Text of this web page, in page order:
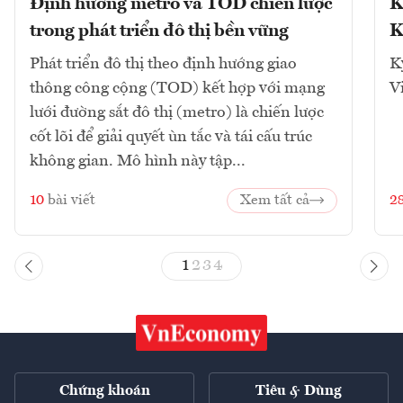
Định hướng metro và TOD chiến lược
trong phát triển đô thị bền vững
Phát triển đô thị theo định hướng giao
thông công cộng (TOD) kết hợp với mạng
lưới đường sắt đô thị (metro) là chiến lược
cốt lõi để giải quyết ùn tắc và tái cấu trúc
không gian. Mô hình này tập...
10 bài viết Xem tất cả
1 23 4
Chứng khoán Tiêu & Dùng